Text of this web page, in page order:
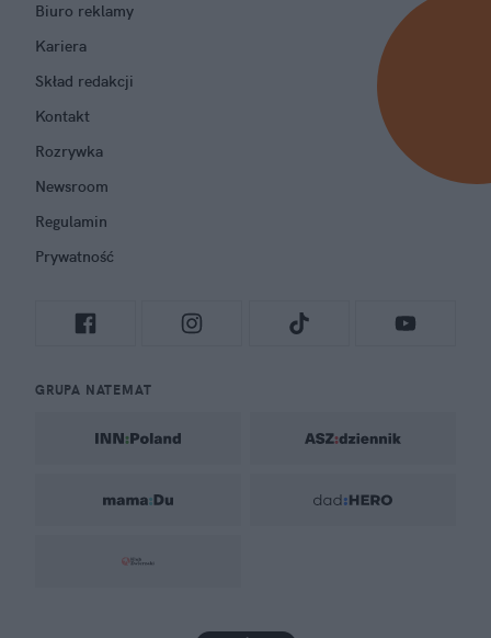
Biuro reklamy
Kariera
Skład redakcji
Kontakt
Rozrywka
Newsroom
Regulamin
Prywatność
GRUPA NATEMAT